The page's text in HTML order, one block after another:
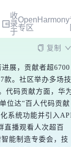
收
录
于
OpenHarmony
专区
复制
展，贡献者超6700
款。社区举办多场技
代码贡献方面，华
位达“百人代码贡献
系统功能并引入
直播观看人次超百
能制造专委会，技